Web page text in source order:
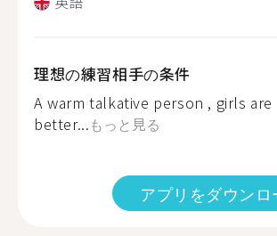
理想の練習相手の条件
A warm talkative person , girls are
better...もっと見る
アプリをダウンロ